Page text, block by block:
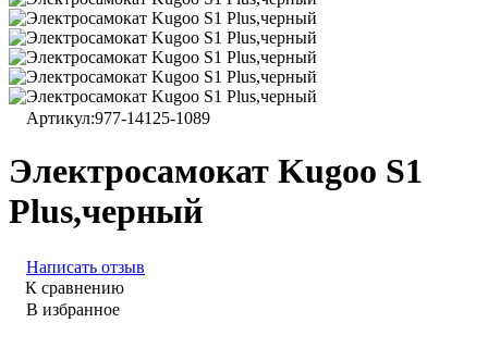
Артикул:977-14125-1089
Электросамокат Kugoo S1
Plus,черный
Написать отзыв
К сравнению
В избранное